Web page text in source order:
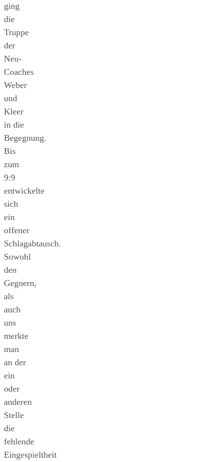
ging
die
Truppe
der
Neu-
Coaches
Weber
und
Kleer
in die
Begegnung.
Bis
zum
9:9
entwickelte
sich
ein
offener
Schlagabtausch.
Sowohl
den
Gegnern,
als
auch
uns
merkte
man
an der
ein
oder
anderen
Stelle
die
fehlende
Eingespieltheit